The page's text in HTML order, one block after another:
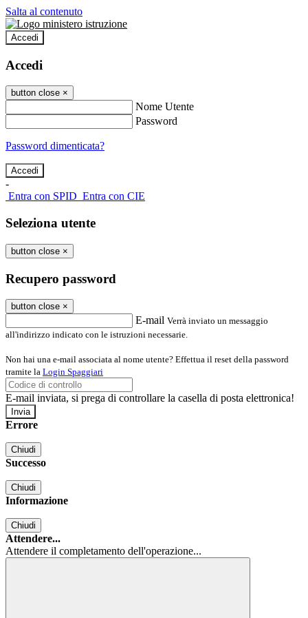
Salta al contenuto
Accedi
Accedi
button close ×
Nome Utente
Password
Password dimenticata?
-
Entra con SPID Entra con CIE
Seleziona utente
button close ×
Recupero password
button close ×
E-mail Verrà inviato un messaggio
all'indirizzo indicato con le istruzioni necessarie.
Non hai una e-mail associata al nome utente? Effettua il reset della password
tramite la Login Spaggiari
E-mail inviata, si prega di controllare la casella di posta elettronica!
Errore
Chiudi
Successo
Chiudi
Informazione
Chiudi
Attendere...
Attendere il completamento dell'operazione...